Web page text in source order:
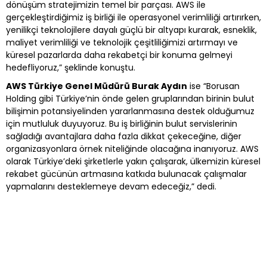
dönüşüm stratejimizin temel bir parçası. AWS ile
gerçekleştirdiğimiz iş birliği ile operasyonel verimliliği artırırken,
yenilikçi teknolojilere dayalı güçlü bir altyapı kurarak, esneklik,
maliyet verimliliği ve teknolojik çeşitliliğimizi artırmayı ve
küresel pazarlarda daha rekabetçi bir konuma gelmeyi
hedefliyoruz,” şeklinde konuştu.
AWS Türkiye Genel Müdürü Burak Aydın ise “Borusan
Holding gibi Türkiye’nin önde gelen gruplarından birinin bulut
bilişimin potansiyelinden yararlanmasına destek olduğumuz
için mutluluk duyuyoruz. Bu iş birliğinin bulut servislerinin
sağladığı avantajlara daha fazla dikkat çekeceğine, diğer
organizasyonlara örnek niteliğinde olacağına inanıyoruz. AWS
olarak Türkiye’deki şirketlerle yakın çalışarak, ülkemizin küresel
rekabet gücünün artmasına katkıda bulunacak çalışmalar
yapmalarını desteklemeye devam edeceğiz,” dedi.